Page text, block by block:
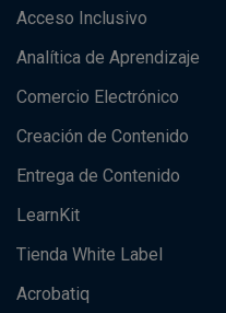
Acceso Inclusivo
Analítica de Aprendizaje
Comercio Electrónico
Creación de Contenido
Entrega de Contenido
LearnKit
Tienda White Label
Acrobatiq